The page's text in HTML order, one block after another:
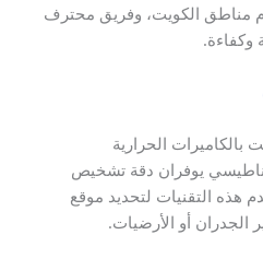
مناطق الكويت، وفريق محترف
وكفاءة.
الحرارية
يوفران دقة تشخيص
هذه التقنيات لتحديد موقع
الجدران أو الأرضيات.